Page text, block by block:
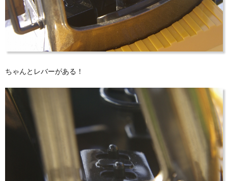
ちゃんとレバーがある！